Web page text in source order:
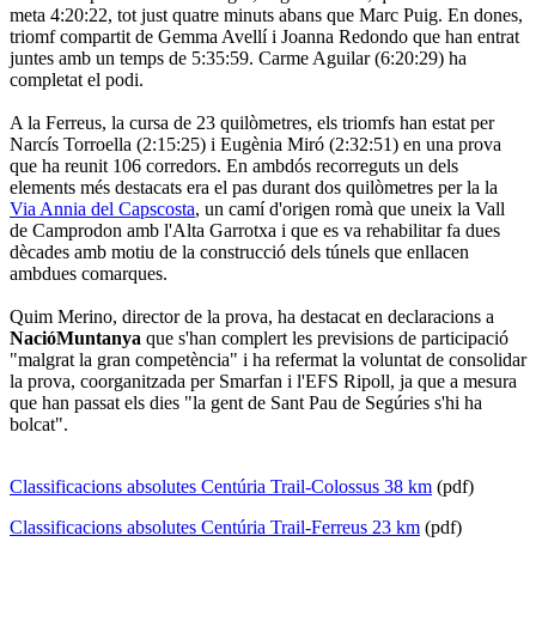
meta 4:20:22, tot just quatre minuts abans que Marc Puig. En dones,
triomf compartit de Gemma Avellí i Joanna Redondo que han entrat
juntes amb un temps de 5:35:59. Carme Aguilar (6:20:29) ha
completat el podi.
A la Ferreus, la cursa de 23 quilòmetres, els triomfs han estat per
Narcís Torroella (2:15:25) i Eugènia Miró (2:32:51) en una prova
que ha reunit 106 corredors. En ambdós recorreguts un dels
elements més destacats era el pas durant dos quilòmetres per la la
Via Annia del Capscosta, un camí d'origen romà que uneix la Vall
de Camprodon amb l'Alta Garrotxa i que es va rehabilitar fa dues
dècades amb motiu de la construcció dels túnels que enllacen
ambdues comarques.
Quim Merino, director de la prova, ha destacat en declaracions a
NacióMuntanya que s'han complert les previsions de participació
"malgrat la gran competència" i ha refermat la voluntat de consolidar
la prova, coorganitzada per Smarfan i l'EFS Ripoll, ja que a mesura
que han passat els dies "la gent de Sant Pau de Segúries s'hi ha
bolcat".
Classificacions absolutes Centúria Trail-Colossus 38 km (pdf)
Classificacions absolutes Centúria Trail-Ferreus 23 km (pdf)